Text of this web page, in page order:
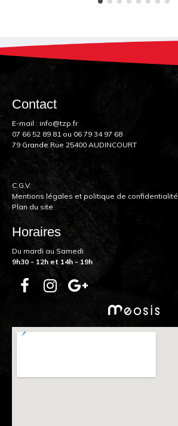
Contact
E-mail : info@tzp.fr
07 66 52 89 81 ou 06 79 34 97 68
79 Grande Rue 25400 AUDINCOURT
C.G.V.
Mentions légales et politique de confidentialité
Plan du site
Horaires
Du mardi au Samedi
9h30 - 12h et 14h - 19h